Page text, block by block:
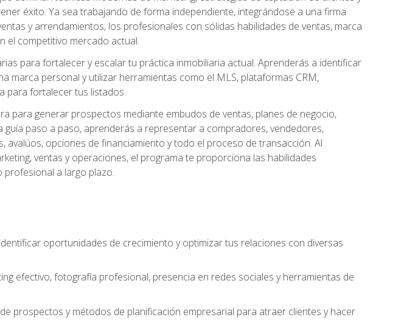
éxito. Ya sea trabajando de forma independiente, integrándose a una firma
y arrendamientos, los profesionales con sólidas habilidades de ventas, marca
el competitivo mercado actual.
para fortalecer y escalar tu práctica inmobiliaria actual. Aprenderás a identificar
marca personal y utilizar herramientas como el MLS, plataformas CRM,
para fortalecer tus listados.
para generar prospectos mediante embudos de ventas, planes de negocio,
paso a paso, aprenderás a representar a compradores, vendedores,
opciones de financiamiento y todo el proceso de transacción. Al
ventas y operaciones, el programa te proporciona las habilidades
profesional a largo plazo.
oportunidades de crecimiento y optimizar tus relaciones con diversas
efectivo, fotografía profesional, presencia en redes sociales y herramientas de
prospectos y métodos de planificación empresarial para atraer clientes y hacer